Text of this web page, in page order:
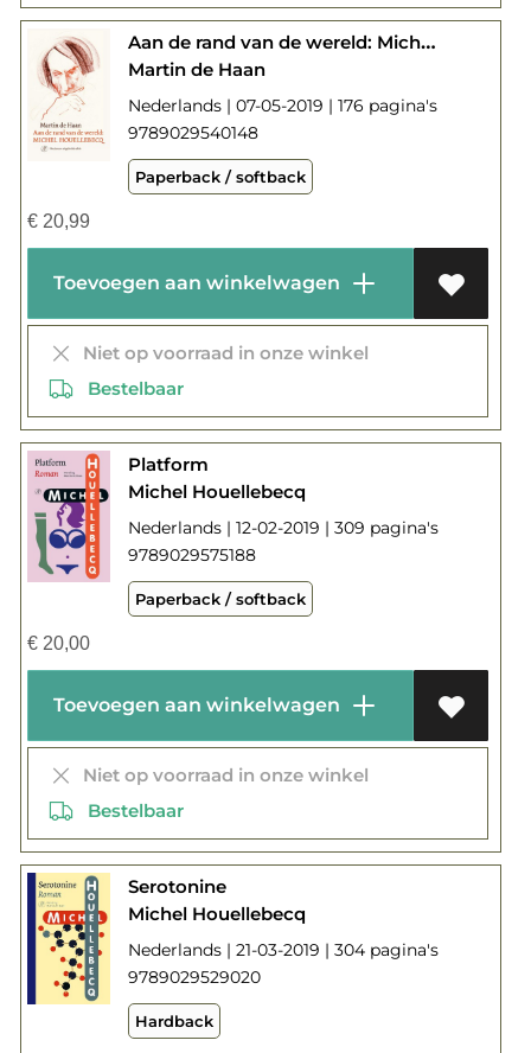
Aan de rand van de wereld: Michel Houellebecq
Martin de Haan
Nederlands | 07-05-2019 | 176 pagina's
9789029540148
Paperback / softback
€20,99
Toevoegen aan winkelwagen
Niet op voorraad in onze winkel
Bestelbaar
Platform
Michel Houellebecq
Nederlands | 12-02-2019 | 309 pagina's
9789029575188
Paperback / softback
€20,00
Toevoegen aan winkelwagen
Niet op voorraad in onze winkel
Bestelbaar
Serotonine
Michel Houellebecq
Nederlands | 21-03-2019 | 304 pagina's
9789029529020
Hardback